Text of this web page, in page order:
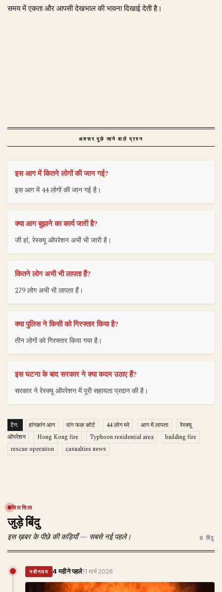
समय में एकता और आपसी देखभाल की भावना दिखाई देती है।
अक्सर पूछे जाने वाले प्रश्न
इस आग में कितने लोगों की जान गई?
इस आग में 44 लोगों की जान गई है।
क्या आग बुझाने का कार्य जारी है?
जी हां, रेस्क्यू ऑपरेशन अभी भी जारी है।
कितने लोग अभी भी लापता हैं?
279 लोग अभी भी लापता हैं।
क्या पुलिस ने किसी को गिरफ्तार किया है?
तीन लोगों को गिरफ्तार किया गया है।
इस घटना के बाद सरकार ने क्या कदम उठाए हैं?
सरकार ने रेस्क्यू ऑपरेशन में पूरी सहायता प्रदान की है।
टैग: हांगकांग आग वांग फक कोर्ट 44 लोग मरे आग में लापता
रेस्क्यू
ऑपरेशन
Hong Kong fire Typhoon residential area
building fire
rescue operation
casualties news
सिलसिला
जुड़े बिंदु
इस ख़बर के पीछे की कड़ियाँ — सबसे नई पहले। 8 बिंदु
नवीनतम 4 महीने पहले11 मार्च 2026